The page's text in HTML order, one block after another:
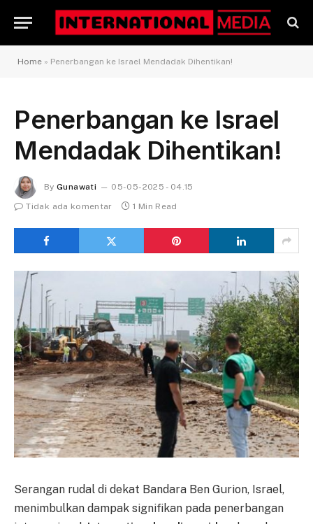
Home » Penerbangan ke Israel Mendadak Dihentikan!
Penerbangan ke Israel
Mendadak Dihentikan!
By Gunawati
05-05-2025 - 04.15
Tidak ada komentar
1 Min Read
Serangan rudal di dekat Bandara Ben Gurion, Israel,
menimbulkan dampak signifikan pada penerbangan